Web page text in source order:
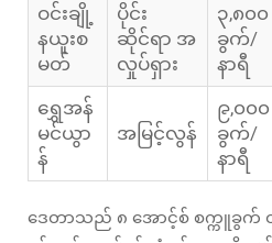
ဝင်းချို့
နယူးစ
မတ်
ပိုင်း
ဆိုင်ရာ အ
လှုပ်ရှား
၃,၈၀၀
ခွက်/
နာရီ
ရွှေအန်
မင်ယွာ
န်
အမြင့်လွန်
၉,၀၀၀
ခွက်/
နာရီ
ဒေတာသည် ၈ အောင့်စ် စက္ကူခွ